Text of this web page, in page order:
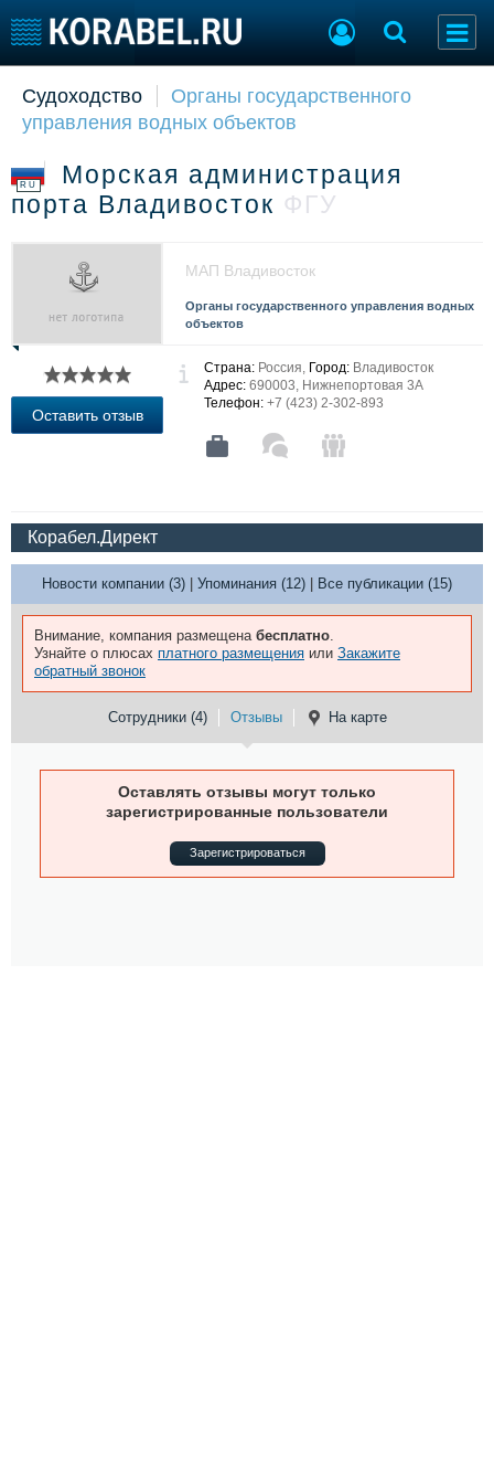
Судостроение
Пульс
Компании
Репутация
Крюинг
Журнал
Реклама
Торговая площадка
Доска объявлений
Оборудование
Изделия
Услуги
Конференции
Выставки и семинары
Личности
Флот
Галерея флота
Форум
Отзывы
Судоходство
Органы государственного
управления водных объектов
RU
Морская администрация
порта Владивосток ФГУ
МАП Владивосток
Органы государственного управления водных
объектов
Оставить отзыв
Страна: Россия, Город: Владивосток
Адрес: 690003, Нижнепортовая 3А
Телефон: +7 (423) 2-302-893
Корабел.Директ
Новости компании (3) Упоминания (12) Все публикации (15)
Внимание, компания размещена бесплатно.
Узнайте о плюсах платного размещения или Закажите
обратный звонок
Сотрудники (4) Отзывы На карте
Оставлять отзывы могут только
зарегистрированные пользователи
Зарегистрироваться